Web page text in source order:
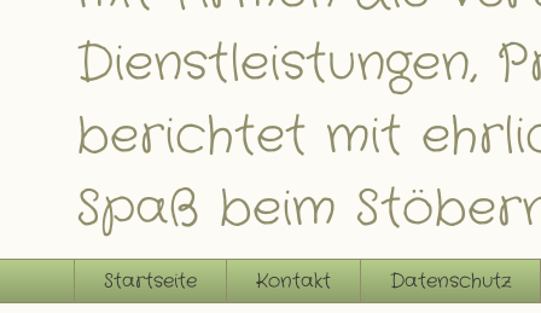
Dienstleistungen,
berichtet mit
Spaß beim
Startseite Kontakt Datenschutz